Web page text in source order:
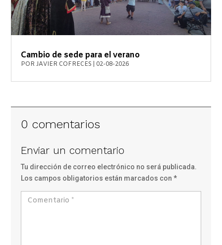
Cambio de sede para el verano
PORJAVIER COFRECES 02-08-2026
0 comentarios
Enviar un comentario
Tu dirección de correo electrónico no será publicada.
Los campos obligatorios están marcados con*